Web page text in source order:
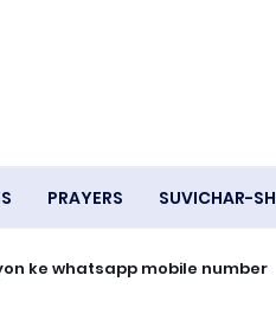
PRAYERS SUVICHAR-
ke whatsapp mobile number